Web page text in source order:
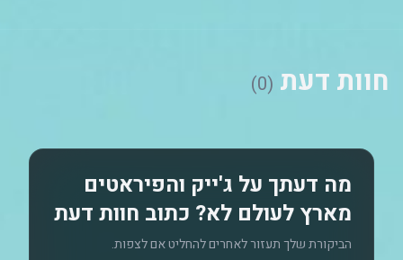
חוות דעת (0)
מה דעתך על ג'ייק והפיראטים
מארץ לעולם לא? כתוב חוות דעת
הביקורת שלך תעזור לאחרים להחליט אם לצפות.